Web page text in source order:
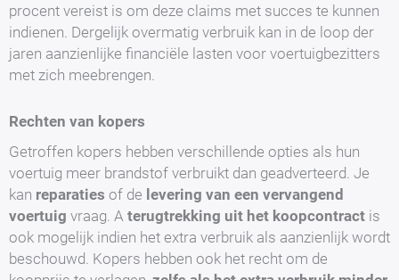
procent vereist is om deze claims met succes te kunnen
indienen. Dergelijk overmatig verbruik kan in de loop der
jaren aanzienlijke financiële lasten voor voertuigbezitters
met zich meebrengen.
Rechten van kopers
Getroffen kopers hebben verschillende opties als hun
voertuig meer brandstof verbruikt dan geadverteerd. Je
kan reparaties of de levering van een vervangend
voertuig vraag. A terugtrekking uit het koopcontract is
ook mogelijk indien het extra verbruik als aanzienlijk wordt
beschouwd. Kopers hebben ook het recht om de